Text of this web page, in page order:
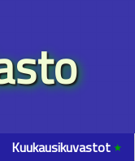
Kuukausikuvastot٭